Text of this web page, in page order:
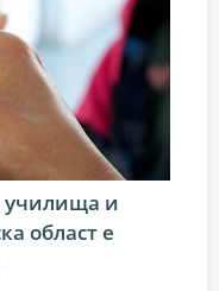
училища и
област е